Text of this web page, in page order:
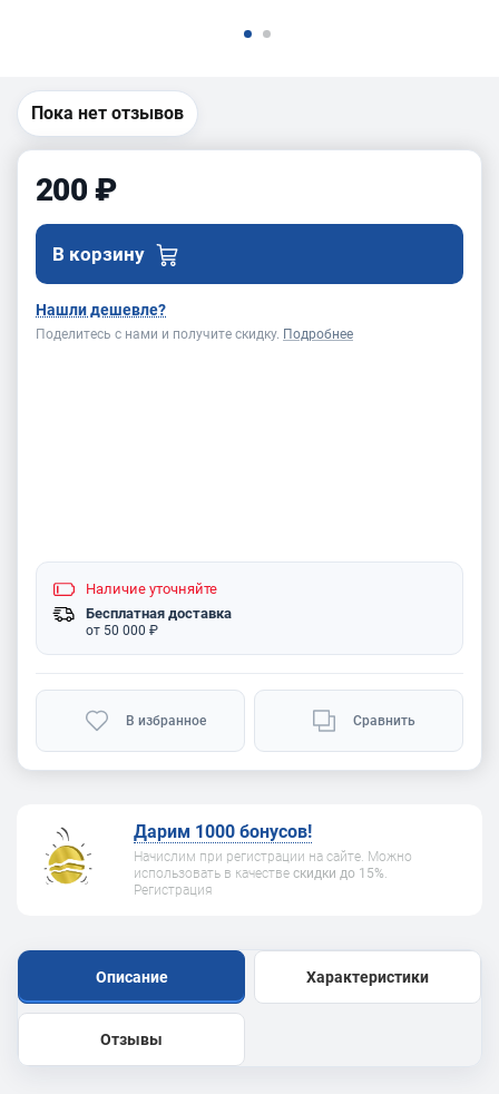
Пока нет отзывов
200 ₽
В корзину
Нашли дешевле?
Поделитесь с нами и получите скидку. Подробнее
Наличие уточняйте
Бесплатная доставка
от 50 000 ₽
В избранное Сравнить
Дарим 1000 бонусов!
Начислим при регистрации на сайте. Можно
использовать в качестве скидки до 15%.
Регистрация
Описание Характеристики
Отзывы